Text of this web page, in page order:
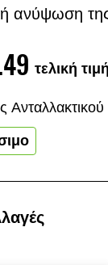
ανύψωση
τελική
Aνταλλακτικού